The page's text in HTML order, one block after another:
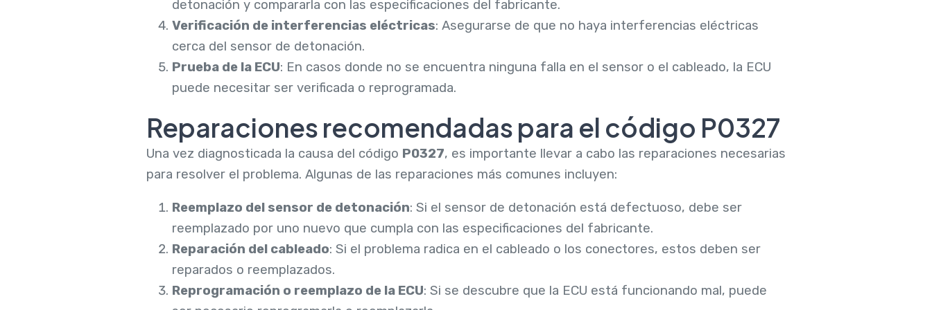
detonación y compararla con las especificaciones del fabricante.
Verificación de interferencias eléctricas: Asegurarse de que no haya interferencias eléctricas
cerca del sensor de detonación.
Prueba de la ECU: En casos donde no se encuentra ninguna falla en el sensor o el cableado, la ECU
puede necesitar ser verificada o reprogramada.
Reparaciones recomendadas para el código P0327
Una vez diagnosticada la causa del código P0327, es importante llevar a cabo las reparaciones necesarias
para resolver el problema. Algunas de las reparaciones más comunes incluyen:
Reemplazo del sensor de detonación: Si el sensor de detonación está defectuoso, debe ser
reemplazado por uno nuevo que cumpla con las especificaciones del fabricante.
Reparación del cableado: Si el problema radica en el cableado o los conectores, estos deben ser
reparados o reemplazados.
Reprogramación o reemplazo de la ECU: Si se descubre que la ECU está funcionando mal, puede